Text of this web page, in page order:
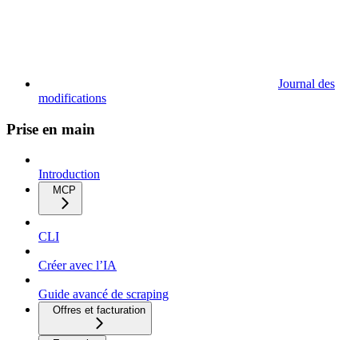
Journal des
modifications
Prise en main
Introduction
MCP
CLI
Créer avec l’IA
Guide avancé de scraping
Offres et facturation